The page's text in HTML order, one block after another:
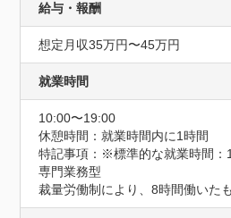
給与・報酬
想定月収35万円〜45万円
就業時間
10:00〜19:00
休憩時間：就業時間内に1時間
特記事項：※標準的な就業時間：
専門業務型
裁量労働制により、8時間働いた